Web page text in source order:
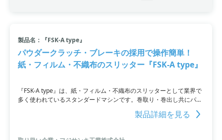
製品名：『FSK-A type』
パウダークラッチ・ブレーキの採用で操作簡単！
紙・フィルム・不織布のスリッター『FSK-A type』
『FSK-A type』は、紙・フィルム・不織布のスリッターとして業界で
多く使われているスタンダードマシンです。巻取り・巻出し共にパウ
ダークラッチ/ブレーキの採用でオペレーターの勘に頼らない操作を実
現しました。さらにエアー/ハイドロユニットによるニア巻取り装置、
ション装置の取付が可能です。用途は紙・フィルム全般で、ロール幅
製品詳細を見る